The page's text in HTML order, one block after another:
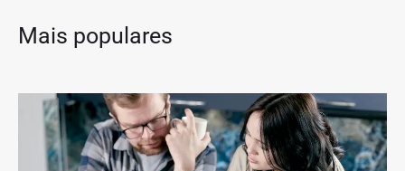
Mais populares